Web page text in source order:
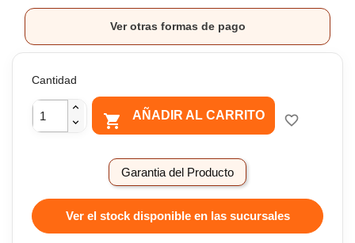
Ver otras formas de pago
Cantidad
 AÑADIR AL CARRITO favorite_border
Garantia del Producto
Ver el stock disponible en las sucursales